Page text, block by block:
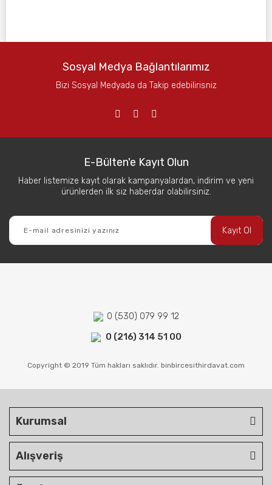
Sosyal Medya Bağlantılarımız
Bizi Sosyal Medyada da Takip edebilirisniz
E-Bülten'e Kayıt Olun
Haber listemize kayıt olarak kampanyalardan, indirim ve yeni
ürünlerden ilk siz haberdar olabilirsiniz.
Kayıt Ol
0 (530) 079 99 12
0 (216) 314 51 00
Copyright © 2019 Tüm hakları saklıdır. binbircesithirdavat.com
Kurumsal
Alışveriş